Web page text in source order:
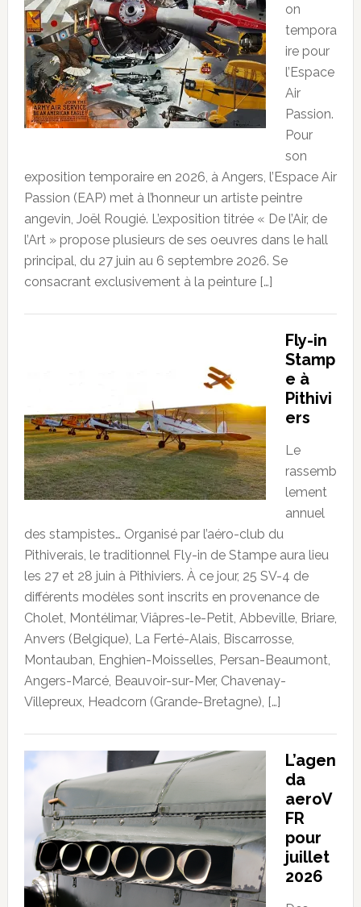
on
tempora
ire pour
l’Espace
Air
Passion.
Pour
son
exposition temporaire en 2026, à Angers, l’Espace Air
Passion (EAP) met à l’honneur un artiste peintre
angevin, Joël Rougié. L’exposition titrée « De l’Air, de
l’Art » propose plusieurs de ses oeuvres dans le hall
principal, du 27 juin au 6 septembre 2026. Se
consacrant exclusivement à la peinture […]
Fly-in
Stamp
e à
Pithivi
ers
Le
rassemb
lement
annuel
des stampistes… Organisé par l’aéro-club du
Pithiverais, le traditionnel Fly-in de Stampe aura lieu
les 27 et 28 juin à Pithiviers. À ce jour, 25 SV-4 de
différents modèles sont inscrits en provenance de
Cholet, Montélimar, Viâpres-le-Petit, Abbeville, Briare,
Anvers (Belgique), La Ferté-Alais, Biscarrosse,
Montauban, Enghien-Moisselles, Persan-Beaumont,
Angers-Marcé, Beauvoir-sur-Mer, Chavenay-
Villepreux, Headcorn (Grande-Bretagne), […]
L’agen
da
aeroV
FR
pour
juillet
2026